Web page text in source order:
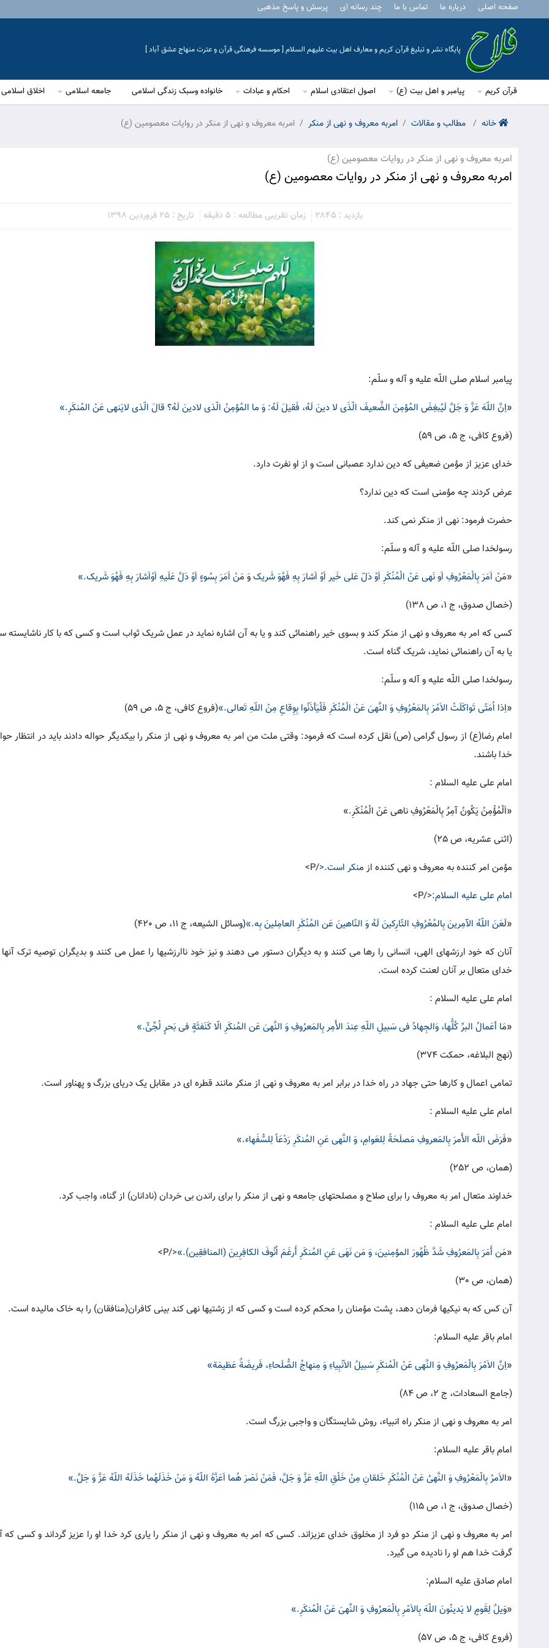
صفحه اصلی درباره ما تماس با ما چند رسانه ای پرسش و پاسخ مذهبی
پایگاه نشر و تبلیغ قرآن کریم و معارف اهل بیت علیهم السلام [ موسسه فرهنگی قرآن و عترت منهاج عشق آباد ]
قرآن کریم پیامبر و اهل بیت (ع) اصول اعتقادی اسلام احکام و عبادات خانواده وسبک زندگی اسلامی جامعه اسلامی اخلاق اسلامی
خانه مطالب و مقالات امربه معروف و نهی از منکر امربه معروف و نهی از منکر در روایات معصومین (ع)
امربه معروف و نهی از منکر در روایات معصومین (ع)
امربه معروف و نهی از منکر در روایات معصومین (ع)
بازدید : 2845 زمان تقریبی مطالعه : 5 دقیقه تاریخ : 25 فروردین 1398
پیامبر اسلام صلی اللّه علیه و آله و سلّم:
«اِنَّ اللّهَ عَزَّ وَ جَلَّ لَیُبغِضَ المُؤمِنَ الضَّعیفَ الّذَی لا دینَ لَهُ، فَقیلَ لَهُ: وَ ما المُؤمِنُ الّذی لادینَ لَهُ؟ قالَ الّذی لایَنهی عَنْ المُنکَرِ.»
(فروع کافی، ج 5، ص 59)
خدای عزیز از مؤمن ضعیفی که دین ندارد عصبانی است و از او نفرت دارد.
عرض کردند چه مؤمنی است که دین ندارد؟
حضرت فرمود: نهی از منکر نمی کند.
رسولخدا صلی اللّه علیه و آله و سلّم:
«مَنْ اَمَرَ بِالْمَعْرُوفِ اَو نَهی عَنْ الْمُنْکَرِ اَوْ دَلّ عَلی خَیر اَوْ اَشارَ بِهِ فَهُوَ شَریکوَ مَنْ اَمَرَ بِسُوءٍ اَوْ دَلَّ عَلَیهِ اَوْاَشارَ بِهِ فَهُوَ شَریک.»
(خصال صدوق، ج 1، ص 138)
کسی که امر به معروف و نهی از منکر کند و بسوی خیر راهنمائی کند و یا به آن اشاره نماید در عمل شریک ثواب است و کسی که با کار ناشایسته
یا به آن راهنمائی نماید، شریک گناه است.
رسولخدا صلی اللّه علیه و آله و سلّم:
«اِذا اُمَتّی تَواکَلَتْ الاَمْرَ بِالمَعْرُوفِ وَ النَّهیَ عَنْ الْمُنْکَرِ فَلْیَأذَنُوا بِوِقاعِ مِنْ اللّهِ تَعالی.»(فروع کافی، ج 5، ص 59)
امام رضا(ع) از رسول گرامی (ص) نقل کرده است که فرمود: وقتی ملت من امر به معروف و نهی از منکر را بیکدیگر حواله دادند باید در انتظار
خدا باشند.
امام علی علیه السلام :
«اَلْمُؤْمِنُ یَکُونُ آمِرٌ بِالْمَعْرُوفِ ناهی عَنْ الْمُنْکَرِ.»
(اثنی عشریه، ص 25)
مؤمن امر کننده به معروف و نهی کننده از منکر است.</P>
امام علی علیه السلام:</P>
«لَعَنَ اللّهُ الآمِرینَ بِالمُعْرُوفِ التّارِکینَ لَهُ وَ النّاهینَ عَن المُنْکَرِ العامِلینَ بِه.»(وسائل الشیعه، ج 11، ص 420)
آنان که خود ارزشهای الهی، انسانی را رها می کنند و به دیگران دستور می دهند و نیز خود ناارزشیها را عمل می کنند و بدیگران توصیه ترک
خدای متعال بر آنان لعنت کرده است.
امام علی علیه السلام :
«مَا أعَمالُ البرِّ کُلُّها، وَالجِهادُ فی سَبیلِ اللّهِ عِندَ الأَمِر بِالمَعرُوفِ وَ النَّهیَ عَن المُنکَرِ الّا کَنَفثَةٍ فی بَحرٍ لُجِّیٍّ.»
(نهج البلاغه، حمکت 374)
تمامی اعمال و کارها حتی جهاد در راه خدا در برابر امر به معروف و نهی از منکر مانند قطره ای در مقابل یک دریای بزرگ و پهناور است.
امام علی علیه السلام :
«فَرَضَ اللّه الأَمرَ بِالمَعروفِ مَصلَحَةً لِلعَوامِ، وَ النَّهی عَنِ المُنکَرِ رَدْعَاً لِلسُّفَهاء.»
(همان، ص 252)
خداوند متعال امر به معروف را برای صلاح و مصلحتهای جامعه و نهی از منکر را برای راندن بی خردان (نادانان) از گناه، واجب کرد.
امام علی علیه السلام :
«مَن أَمَرَ بِالمَعرُوفِ شَدَّ ظُهُورَ المؤمِنینَ، وَ مَن نَهَی عَنِ المُنکَرِ أَرغَمَ اُنُوفَ الکافِرِینَ (المنافقِین).»</P>
(همان، ص 30)
آن کس که به نیکیها فرمان دهد، پشت مؤمنان را محکم کرده است و کسی که از زشتیها نهی کند بینی کافران(منافقان) را به خاک مالیده است.
امام باقر علیه السلام:
«اِنَّ الاَمْرَ بِالْمَعرُوفِ وَ النَّهی عَنْ الْمُنکَرِ سَبیلُ الاَنْبِیاءِ وَ مِنهاجُ الصُّلَحاءِ، فَریضَةٌ عَظیمَة»
(جامع السعادات، ج 2، ص 84)
امر به معروف و نهی از منکر راه انبیاء، روش شایستگان و واجبی بزرگ است.
امام باقر علیه السلام:
«الاَمرُ بِالْمَعْرُوفِ وَ النَّهیُ عَنْ الْمُنْکَرِ خَلقانِ مِنْ خَلْقِ اللّهِ عَزَّ وَ جَلَّ، فَمَنْ نَصَرَ هُما اَعَزَّهُ اللّهُ وَ مَنْ خَذَلَهُما خَذَلَهُ اللّهُ عَزَّ وَ جَلَّ.»
(خصال صدوق، ج 1، ص 115)
امر به معروف و نهی از منکر دو فرد از مخلوق خدای عزیزاند. کسی که امر به معروف و نهی از منکر را یاری کرد خدا او را عزیز گرداند و کسی که
گرفت خدا هم او را نادیده می گیرد.
امام صادق علیه السلام:
«وَیلٌ لِقَومٍ لا یَدینُونَ اللّهَ بِالاَمْرِ بِالْمَعرُوفِ وَ النَّهیَ عَنْ الْمُنکَرِ.»
(فروع کافی، ج 5، ص 57)